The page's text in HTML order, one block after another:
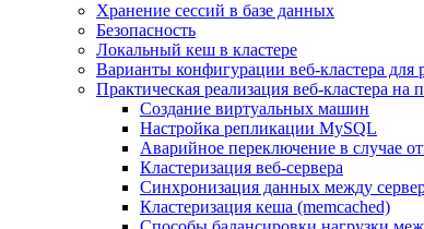
Хранение сессий в базе данных
Безопасность
Локальный кеш в кластере
Варианты конфигурации веб-кластера для
Практическая реализация веб-кластера на
Создание виртуальных машин
Настройка репликации MySQL
Аварийное переключение в случае
Кластеризация веб-сервера
Синхронизация данных между
Кластеризация кеша (memcached)